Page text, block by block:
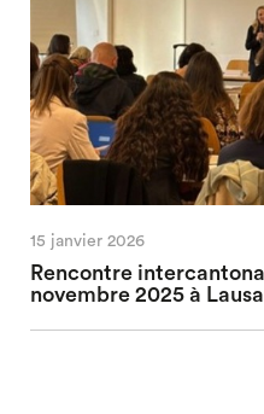
15 janvier 2026
Rencontre
novembre 2025 à